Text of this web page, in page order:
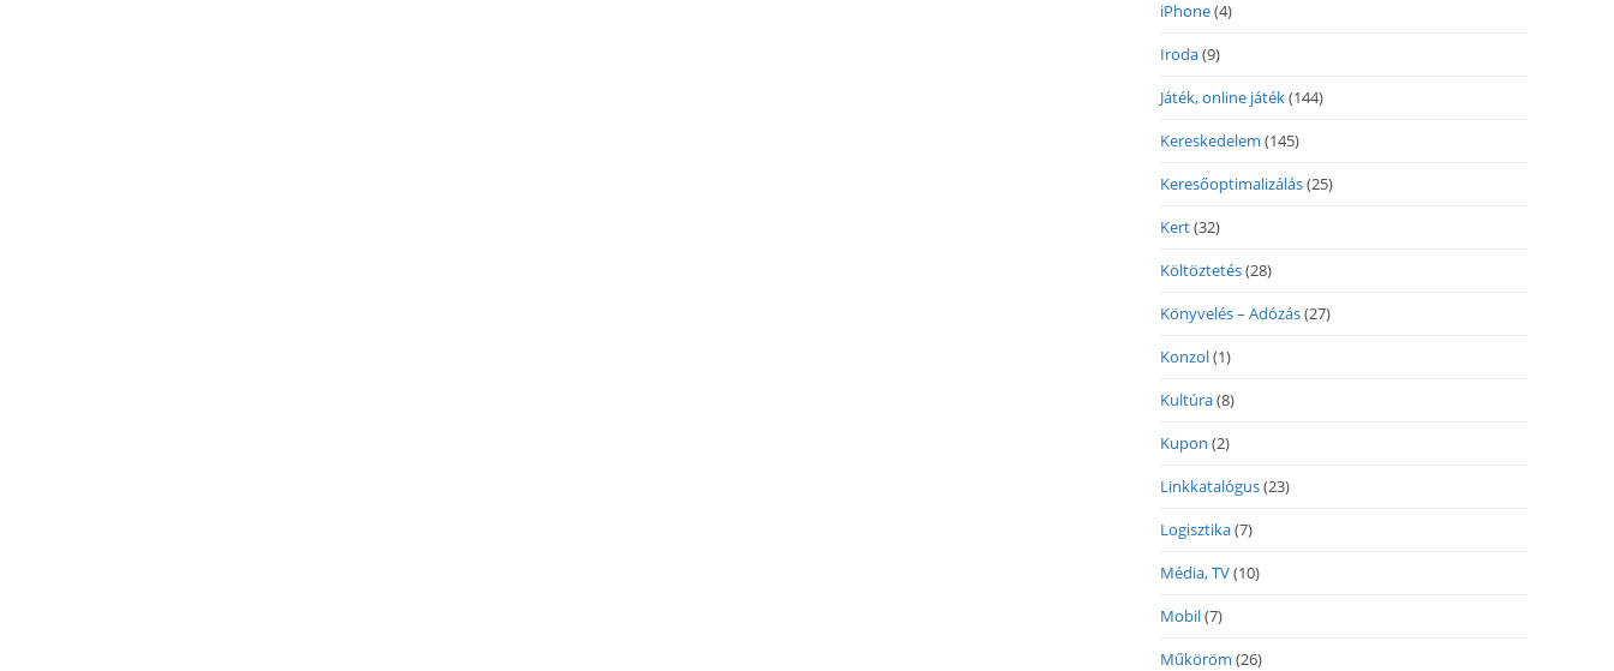
iPhone(4)
Iroda(9)
Játék, online játék(144)
Kereskedelem (145)
Keresőoptimalizálás(25)
Kert(32)
Költöztetés(28)
Könyvelés – Adózás(27)
Konzol(1)
Kultúra(8)
Kupon (2)
Linkkatalógus(23)
Logisztika(7)
Média, TV(10)
Mobil(7)
Műköröm (26)